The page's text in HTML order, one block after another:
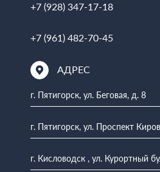
+7 (928) 347-17-18
+7 (961) 482-70-45
АДРЕС
г. Пятигорск, ул. Беговая, д. 8
г. Пятигорск, ул. Проспект
г. Кисловодск , ул. Курортный